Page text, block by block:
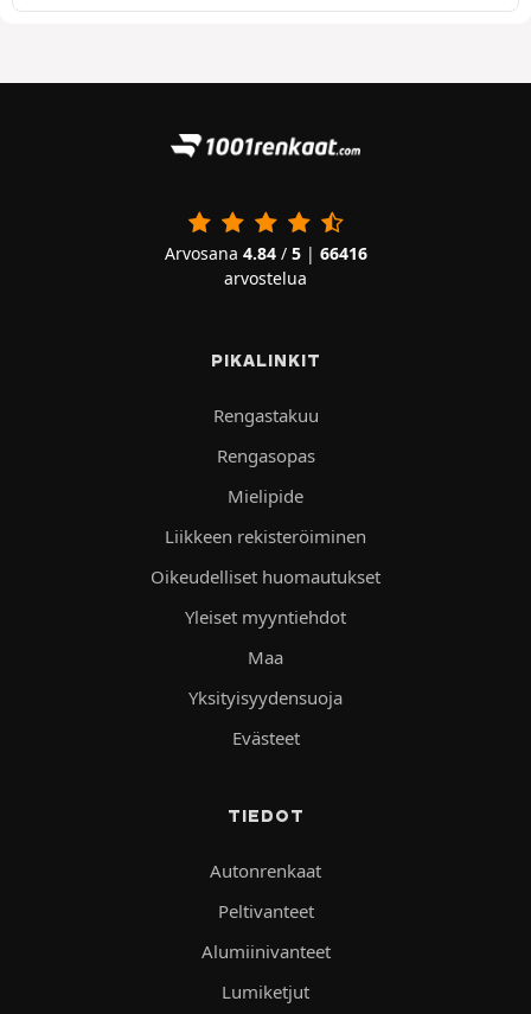
Arvosana 4.84/ 5| 66416
arvostelua
PIKALINKIT
Rengastakuu
Rengasopas
Mielipide
Liikkeen rekisteröiminen
Oikeudelliset huomautukset
Yleiset myyntiehdot
Maa
Yksityisyydensuoja
Evästeet
TIEDOT
Autonrenkaat
Peltivanteet
Alumiinivanteet
Lumiketjut